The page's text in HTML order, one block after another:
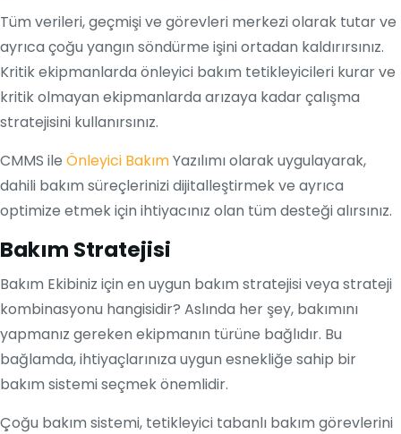
Tüm verileri, geçmişi ve görevleri merkezi olarak tutar ve
ayrıca çoğu yangın söndürme işini ortadan kaldırırsınız.
Kritik ekipmanlarda önleyici bakım tetikleyicileri kurar ve
kritik olmayan ekipmanlarda arızaya kadar çalışma
stratejisini kullanırsınız.
CMMS ile Önleyici BakımYazılımı olarak uygulayarak,
dahili bakım süreçlerinizi dijitalleştirmek ve ayrıca
optimize etmek için ihtiyacınız olan tüm desteği alırsınız.
Bakım Stratejisi
Bakım Ekibiniz için en uygun bakım stratejisi veya strateji
kombinasyonu hangisidir? Aslında her şey, bakımını
yapmanız gereken ekipmanın türüne bağlıdır. Bu
bağlamda, ihtiyaçlarınıza uygun esnekliğe sahip bir
bakım sistemi seçmek önemlidir.
Çoğu bakım sistemi, tetikleyici tabanlı bakım görevlerini